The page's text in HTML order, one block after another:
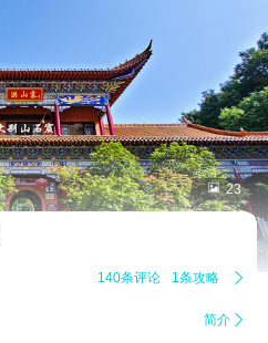
 23
140条评论 1条攻略 
简介 